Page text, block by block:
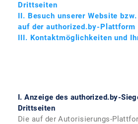
Drittseiten
II. Besuch unserer Website
auf der authorized.by-Plattform
III. Kontaktmöglichkeiten und
I.Anzeige des authorized.by-
Drittseiten
Die auf der Autorisierungs-